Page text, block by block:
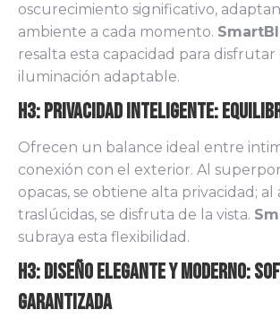
oscurecimiento significativo,
ambiente a cada momento.
resalta esta capacidad para
iluminación adaptable.
H3: Privacidad Inteligente:
Ofrecen un balance ideal entre
conexión con el exterior. Al
opacas, se obtiene alta privacidad; al
traslúcidas, se disfruta de la vista.
subraya esta flexibilidad.
H3: Diseño Elegante y Moderno:
Garantizada